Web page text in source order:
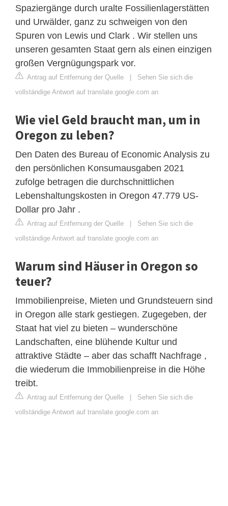
Spaziergänge durch uralte Fossilienlagerstätten
und Urwälder, ganz zu schweigen von den
Spuren von Lewis und Clark . Wir stellen uns
unseren gesamten Staat gern als einen einzigen
großen Vergnügungspark vor.
Antrag auf Entfernung der Quelle | Sehen Sie sich die
vollständige Antwort auf translate.google.com an
Wie viel Geld braucht man, um in
Oregon zu leben?
Den Daten des Bureau of Economic Analysis zu
den persönlichen Konsumausgaben 2021
zufolge betragen die durchschnittlichen
Lebenshaltungskosten in Oregon 47.779 US-
Dollar pro Jahr .
Antrag auf Entfernung der Quelle | Sehen Sie sich die
vollständige Antwort auf translate.google.com an
Warum sind Häuser in Oregon so
teuer?
Immobilienpreise, Mieten und Grundsteuern sind
in Oregon alle stark gestiegen. Zugegeben, der
Staat hat viel zu bieten – wunderschöne
Landschaften, eine blühende Kultur und
attraktive Städte – aber das schafft Nachfrage ,
die wiederum die Immobilienpreise in die Höhe
treibt.
Antrag auf Entfernung der Quelle | Sehen Sie sich die
vollständige Antwort auf translate.google.com an